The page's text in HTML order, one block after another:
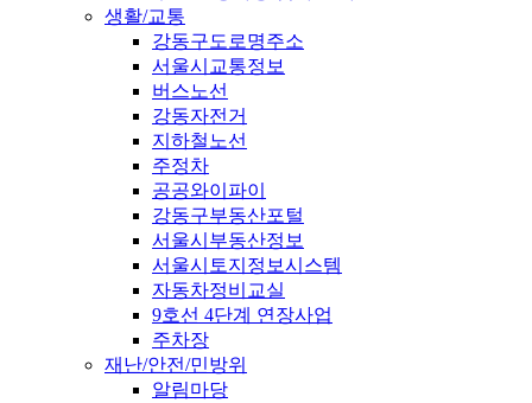
생활/교통
강동구도로명주소
서울시교통정보
버스노선
강동자전거
지하철노선
주정차
공공와이파이
강동구부동산포털
서울시부동산정보
서울시토지정보시스템
자동차정비교실
9호선 4단계 연장사업
주차장
재난/안전/민방위
알림마당